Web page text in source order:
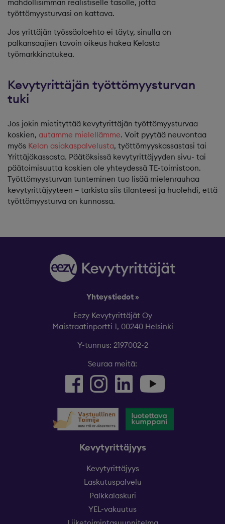
mahdollisimman realistiselle tasolle, jotta
työttömyysturvasi on kattava.
Jos yrittäjän työssäoloehto ei täyty, sinulla on
palkansaajien tavoin oikeus hakea Kelasta
työmarkkinatukea.
Kevytyrittäjän työttömyysturvan
tuki
Jos jokin mietityttää kevytyrittäjän työttömyysturvaa
koskien, autamme mielellämme. Voit pyytää neuvontaa
myös Kelan asiakaspalvelusta, työttömyyskassastasi tai
Yrittäjäkassasta. Päätöksissä kevytyrittäjyyden sivu- tai
päätoimisuutta koskien ole yhteydessä TE-toimistoon.
Työttömyysturvan tunteminen tuo lisää mielenrauhaa
kevytyrittäjyyteen – tarkista siis tilanteesi ja huolehdi, että
työttömyysturva on kunnossa.
Yhteystiedot »
Eezy Kevytyrittäjät Oy
Maistraatinportti 1, 00240 Helsinki
Y-tunnus: 2197002-2
Seuraa meitä:
Kevytyrittäjyys
Kevytyrittäjyys
Laskutuspalvelu
Palkkalaskuri
YEL-vakuutus